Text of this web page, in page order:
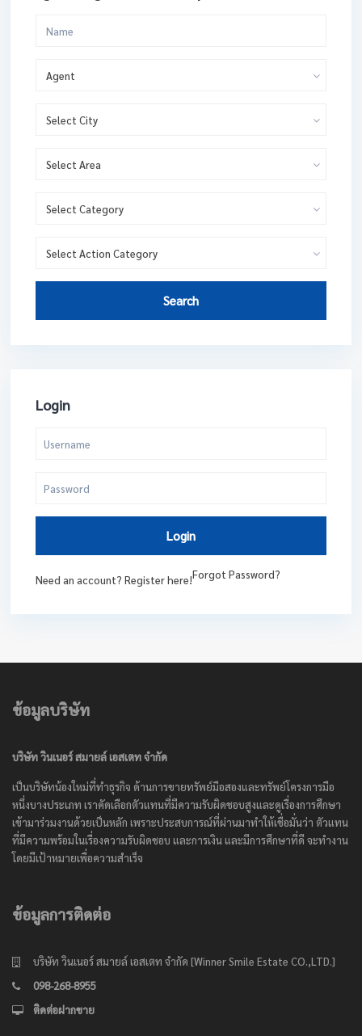
Agent
Select City
Select Area
Select Category
Select Action Category
Search
Login
Login
Need an account? Register here!Forgot Password?
ข้อมูลบริษัท
บริษัท วินเนอร์ สมายล์ เอสเตท จำกัด
เป็นบริษัทน้องใหม่ที่ทำธุรกิจ ด้านการขายทรัพย์มือสองและทรัพย์โครงการมือ
หนึ่งบางประเภท เราคัดเลือกตัวแทนที่มีความรับผิดชอบสูงและดูเรื่องการศึกษา
เข้ามาร่วมงานด้วยเป็นหลัก เพราะประสบการณ์ที่ผ่านมาทำให้เชื่อมั่นว่า ตัวแทน
ที่มีความพร้อมในเรื่องความรับผิดชอบ และการเงิน และมีการศึกษาที่ดี จะทำงาน
โดยมีเป้าหมายเพื่อความสำเร็จ
ข้อมูลการติดต่อ
บริษัท วินเนอร์ สมายล์ เอสเตท จำกัด [Winner Smile Estate CO.,LTD.]
098-268-8955
ติดต่อฝากขาย